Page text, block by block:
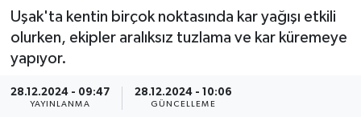
Uşak'ta kentin birçok noktasında kar yağışı etkili
olurken, ekipler aralıksız tuzlama ve kar küremeye
yapıyor.
28.12.2024 - 09:47
YAYINLANMA
28.12.2024 - 10:06
GÜNCELLEME
Programlar
SPOR